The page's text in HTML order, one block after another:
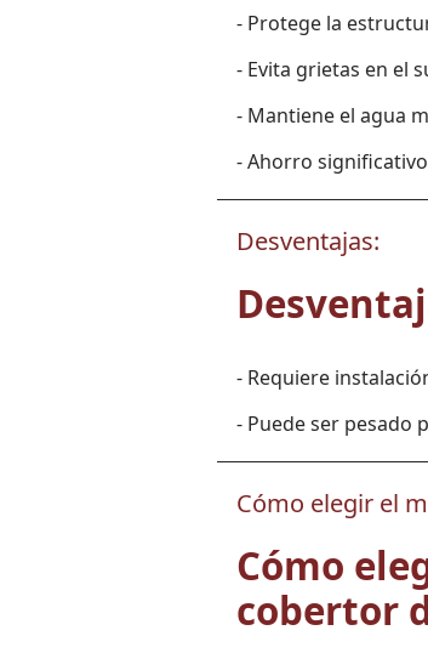
- Protege la
- Evita grietas en el
- Mantiene el agua
- Ahorro
Desventajas:
- Requiere
- Puede ser pesado
Cómo elegir el
Cómo
cobertor